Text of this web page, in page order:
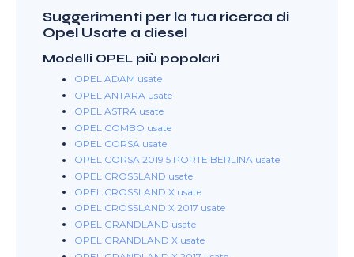
Suggerimenti per la tua ricerca di
Opel Usate a diesel
Modelli OPEL più popolari
OPEL ADAM usate
OPEL ANTARA usate
OPEL ASTRA usate
OPEL COMBO usate
OPEL CORSA usate
OPEL CORSA 2019 5 PORTE BERLINA usate
OPEL CROSSLAND usate
OPEL CROSSLAND X usate
OPEL CROSSLAND X 2017 usate
OPEL GRANDLAND usate
OPEL GRANDLAND X usate